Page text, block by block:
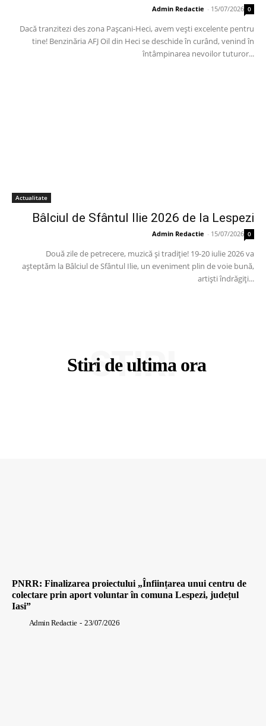
Admin Redactie - 15/07/2026 0
Dacă tranzitezi des zona Pașcani-Heci, avem vești excelente pentru
tine! Benzinăria AFJ Oil din Heci se deschide în curând, venind în
întâmpinarea nevoilor tuturor...
Actualitate
Bâlciul de Sfântul Ilie 2026 de la Lespezi
Admin Redactie - 15/07/2026 0
Două zile de petrecere, muzică și tradiție! 19-20 iulie 2026 va
așteptăm la Bâlciul de Sfântul Ilie, un eveniment plin de voie bună,
artiști îndrăgiți...
Stiri de ultima ora
STIRI
PNRR: Finalizarea proiectului „Înființarea unui centru de
colectare prin aport voluntar în comuna Lespezi, județul
Iasi”
Admin Redactie - 23/07/2026